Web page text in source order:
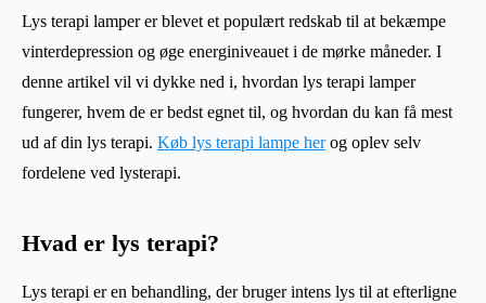
Lys terapi lamper er blevet et populært redskab til at bekæmpe
vinterdepression og øge energiniveauet i de mørke måneder. I
denne artikel vil vi dykke ned i, hvordan lys terapi lamper
fungerer, hvem de er bedst egnet til, og hvordan du kan få mest
ud af din lys terapi. Køb lys terapi lampe herog oplev selv
fordelene ved lysterapi.
Hvad er lys terapi?
Lys terapi er en behandling, der bruger intens lys til at efterligne